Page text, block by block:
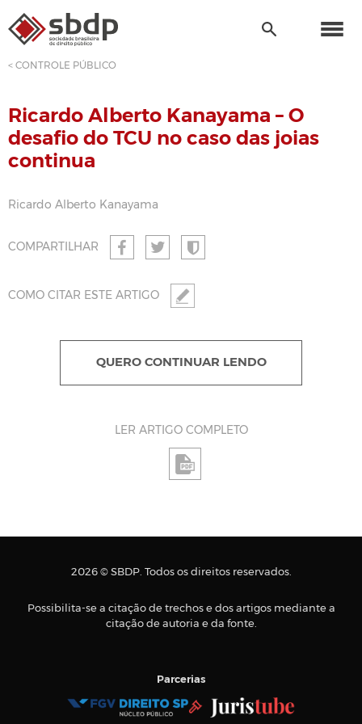
< CONTROLE PÚBLICO
Ricardo Alberto Kanayama – O
desafio do TCU no caso das joias
continua
COMPARTILHAR
Ricardo Alberto Kanayama
QUERO CONTINUAR LENDO
LER ARTIGO COMPLETO
COMO CITAR ESTE ARTIGO
2026 © SBDP. Todos os direitos reservados.
Possibilita-se a citação de trechos e dos artigos mediante a
citação de autoria e da fonte.
Parcerias